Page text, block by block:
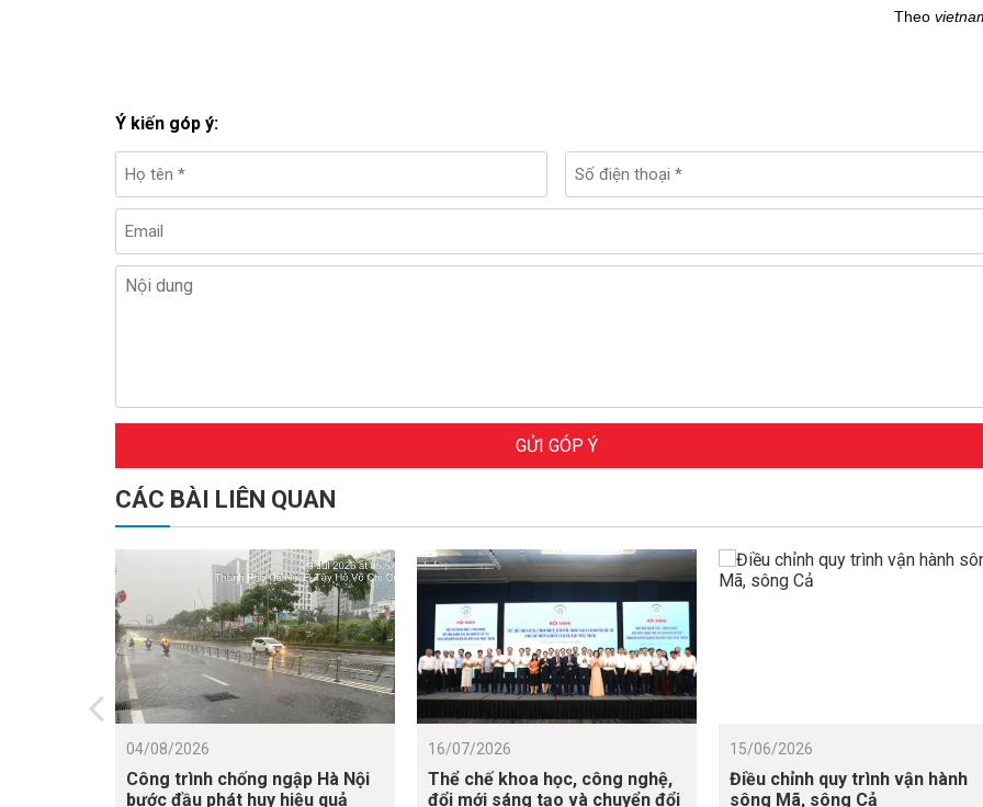
Theo
Ý kiến góp ý:
GỬI GÓP Ý
CÁC BÀI LIÊN QUAN
04/08/2026
Công trình chống ngập Hà Nội
bước đầu phát huy hiệu quả
16/07/2026
Thể chế khoa học, công nghệ,
đổi mới sáng tạo và chuyển đổi
15/06/2026
Điều chỉnh quy trình vận hành
sông Mã, sông Cả